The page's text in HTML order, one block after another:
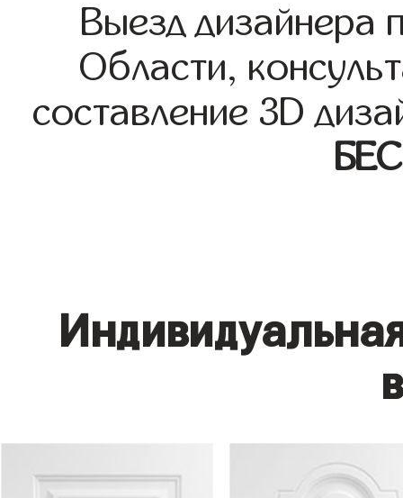
Выезд дизайнера
Области,
составление 3D